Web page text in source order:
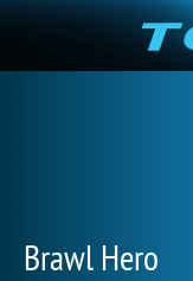
Brawl Hero